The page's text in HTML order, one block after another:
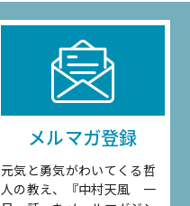
メルマガ登録
元気と勇気がわいてくる哲
人の教え、『中村天風 一